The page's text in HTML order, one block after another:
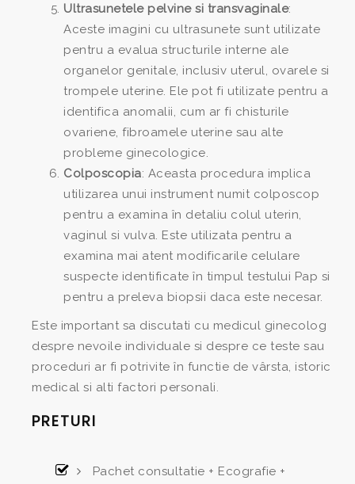
Ultrasunetele pelvine si transvaginale:
Aceste imagini cu ultrasunete sunt utilizate
pentru a evalua structurile interne ale
organelor genitale, inclusiv uterul, ovarele si
trompele uterine. Ele pot fi utilizate pentru a
identifica anomalii, cum ar fi chisturile
ovariene, fibroamele uterine sau alte
probleme ginecologice.
Colposcopia: Aceasta procedura implica
utilizarea unui instrument numit colposcop
pentru a examina în detaliu colul uterin,
vaginul si vulva. Este utilizata pentru a
examina mai atent modificarile celulare
suspecte identificate în timpul testului Pap si
pentru a preleva biopsii daca este necesar.
Este important sa discutati cu medicul ginecolog
despre nevoile individuale si despre ce teste sau
proceduri ar fi potrivite în functie de vârsta, istoric
medical si alti factori personali.
PRETURI
Pachet consultatie + Ecografie +